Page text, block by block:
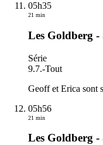
05h35
21 min
Les Goldberg -
Série
9.7.-Tout
Geoff et Erica sont
05h56
21 min
Les Goldberg -